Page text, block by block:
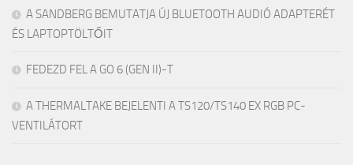
A SANDBERG BEMUTATJA ÚJ BLUETOOTH AUDIÓ ADAPTERÉT
ÉS LAPTOPTÖLTŐIT
FEDEZD FEL A GO 6 (GEN II)-T
A THERMALTAKE BEJELENTI A TS120/TS140 EX RGB PC-
VENTILÁTORT